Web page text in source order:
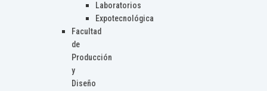
Laboratorios
Expotecnológica
Facultad
de
Producción
y
Diseño